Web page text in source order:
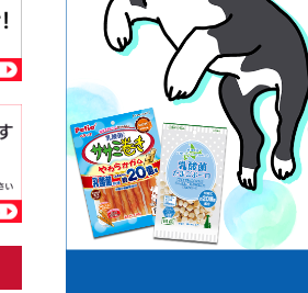
しつけ用品
またたび・元気草
ダイエット中にオススメ